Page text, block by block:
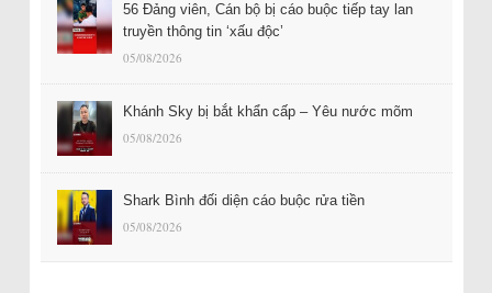
56 Đảng viên, Cán bộ bị cáo buộc tiếp tay lan
truyền thông tin ‘xấu độc’
05/08/2026
Khánh Sky bị bắt khẩn cấp – Yêu nước mõm
05/08/2026
Shark Bình đối diện cáo buộc rửa tiền
05/08/2026